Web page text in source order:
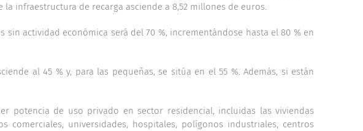
infraestructura de recarga asciende a 8,52 millones de euros.
actividad económica será del 70 %, incrementándose hasta el 80 % en
al 45 % y, para las pequeñas, se sitúa en el 55 %. Además, si están
potencia de uso privado en sector residencial, incluidas las viviendas
universidades, hospitales, polígonos industriales, centros